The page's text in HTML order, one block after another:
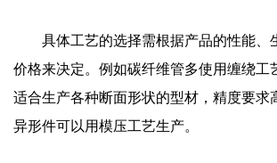
具体工艺的选择需根据产品的性能、
价格来决定。例如碳纤维管多使用缠绕工
适合生产各种断面形状的型材，精度要求
异形件可以用模压工艺生产。